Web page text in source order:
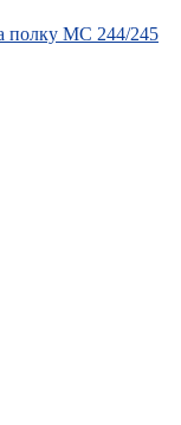
полку МС 244/245